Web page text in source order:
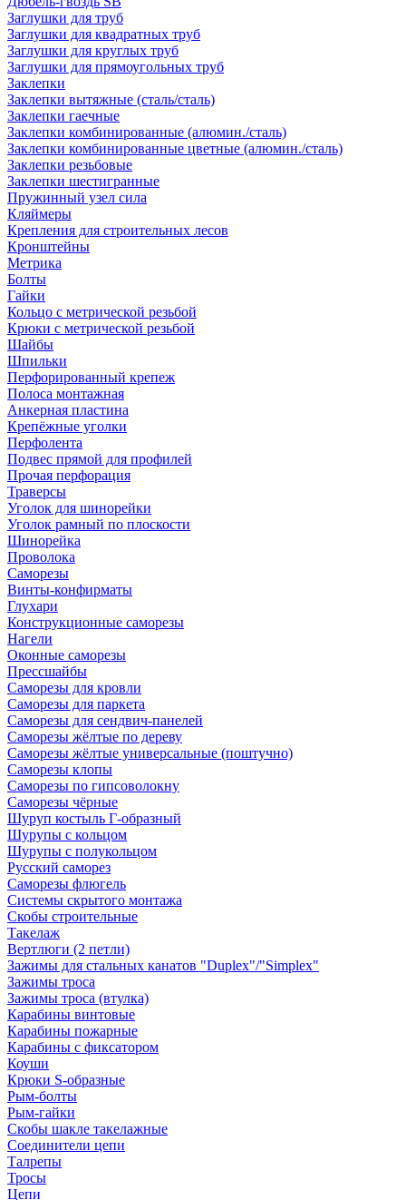
Заглушки для труб
Заглушки для квадратных труб
Заглушки для круглых труб
Заглушки для прямоугольных труб
Заклепки
Заклепки вытяжные (сталь/сталь)
Заклепки гаечные
Заклепки комбинированные (алюмин./сталь)
Заклепки комбинированные цветные (алюмин./сталь)
Заклепки резьбовые
Заклепки шестигранные
Пружинный узел сила
Кляймеры
Крепления для строительных лесов
Кронштейны
Метрика
Болты
Гайки
Кольцо с метрической резьбой
Крюки с метрической резьбой
Шайбы
Шпильки
Перфорированный крепеж
Полоса монтажная
Анкерная пластина
Крепёжные уголки
Перфолента
Подвес прямой для профилей
Прочая перфорация
Траверсы
Уголок для шинорейки
Уголок рамный по плоскости
Шинорейка
Проволока
Саморезы
Винты-конфирматы
Глухари
Конструкционные саморезы
Нагели
Оконные саморезы
Прессшайбы
Саморезы для кровли
Саморезы для паркета
Саморезы для сендвич-панелей
Саморезы жёлтые по дереву
Саморезы жёлтые универсальные (поштучно)
Саморезы клопы
Саморезы по гипсоволокну
Саморезы чёрные
Шуруп костыль Г-образный
Шурупы с кольцом
Шурупы с полукольцом
Русский саморез
Саморезы флюгель
Системы скрытого монтажа
Скобы строительные
Такелаж
Вертлюги (2 петли)
Зажимы для стальных канатов "Duplex"/"Simplex"
Зажимы троса
Зажимы троса (втулка)
Карабины винтовые
Карабины пожарные
Карабины с фиксатором
Коуши
Крюки S-образные
Рым-болты
Рым-гайки
Скобы шакле такелажные
Соединители цепи
Талрепы
Тросы
Цепи